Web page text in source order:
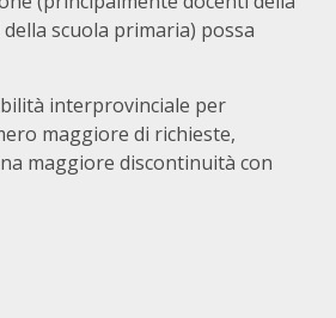
scuola primaria) possa
interprovinciale per
maggiore di richieste,
maggiore discontinuità con